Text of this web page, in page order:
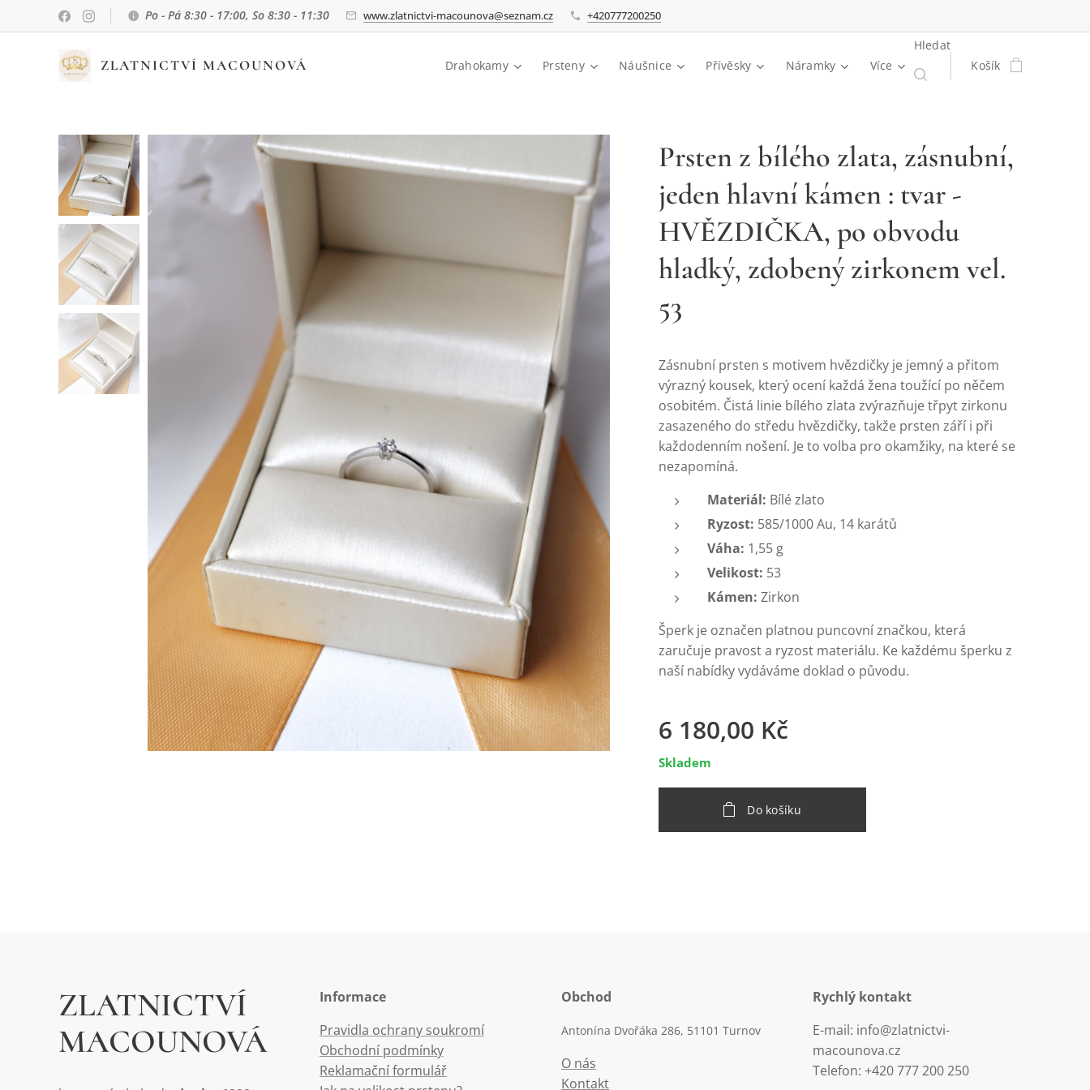
Po - Pá 8:30 - 17:00, So 8:30 - 11:30 www.zlatnictvi-macounova@seznam.cz +420777200250
ZLATNICTVÍ MACOUNOVÁ Drahokamy Prsteny Náušnice Přívěsky Náramky Více
Hledat
Košík
Prsten z bílého zlata, zásnubní,
jeden hlavní kámen : tvar -
HVĚZDIČKA, po obvodu
hladký, zdobený zirkonem vel.
53
Zásnubní prsten s motivem hvězdičky je jemný a přitom
výrazný kousek, který ocení každá žena toužící po něčem
osobitém. Čistá linie bílého zlata zvýrazňuje třpyt zirkonu
zasazeného do středu hvězdičky, takže prsten září i při
každodenním nošení. Je to volba pro okamžiky, na které se
nezapomíná.
Materiál: Bílé zlato
Ryzost: 585/1000 Au, 14 karátů
Váha: 1,55 g
Velikost: 53
Kámen: Zirkon
Šperk je označen platnou puncovní značkou, která
zaručuje pravost a ryzost materiálu. Ke každému šperku z
naší nabídky vydáváme doklad o původu.
6 180,00 Kč
Skladem
Do košíku
ZLATNICTVÍ
MACOUNOVÁ
Informace
Pravidla ochrany soukromí
Obchodní podmínky
Reklamační formulář
Obchod
Antonína Dvořáka 286, 51101 Turnov
O nás
Kontakt
Rychlý kontakt
E-mail: info@zlatnictvi-
macounova.cz
Telefon: +420 777 200 250